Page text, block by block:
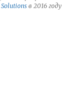
Solutions в 2016 году